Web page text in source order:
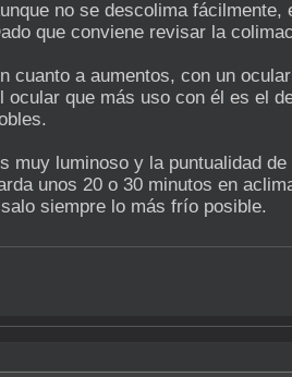
no se descolima
que conviene revisar la
cuanto a aumentos, con un
ocular que más uso con él es el
muy luminoso y la puntualidad
unos 20 o 30 minutos en
siempre lo más frío posible.